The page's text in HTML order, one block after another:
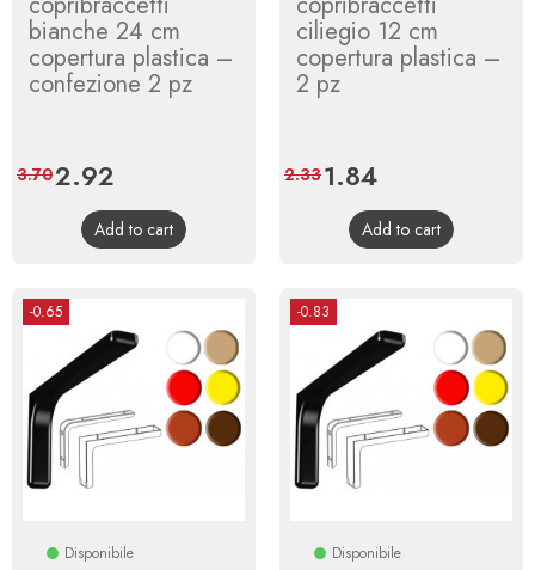
bianche 24 cm
copertura plastica –
confezione 2 pz
Price
2.92
price
3.70
Add to cart
ciliegio 12 cm
copertura plastica –
2 pz
Price
1.84Regular
price
2.33
Add to cart
-0.65
Disponibile
-0.83
Disponibile